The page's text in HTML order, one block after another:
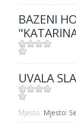
BAZENI
UVALA
Mjesto: Mjesto: